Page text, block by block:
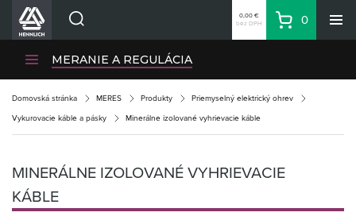
Divízie HENNLICH
Kariéra
Kontakty
Priemyselný park HENNLICH
0,00 €
bez DPH
Košík
0
MERANIE A REGULÁCIA
Domovská stránka MERES Produkty Priemyselný elektrický ohrev
Vykurovacie káble a pásky Minerálne izolované vyhrievacie káble
MINERÁLNE IZOLOVANÉ VYHRIEVACIE
KÁBLE